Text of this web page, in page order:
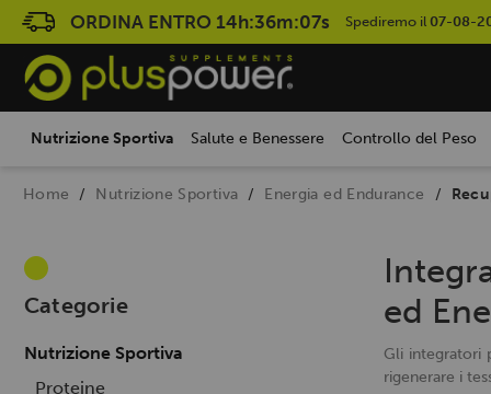
ORDINA ENTRO 14h:36m:05s Spediremo il07-08-
Nutrizione Sportiva Salute e Benessere Controllo del Peso
Home Nutrizione Sportiva Energia ed Endurance
Categorie
Nutrizione Sportiva
Proteine
ed
Gli integratori
rigenerare i